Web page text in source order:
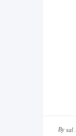
By sal